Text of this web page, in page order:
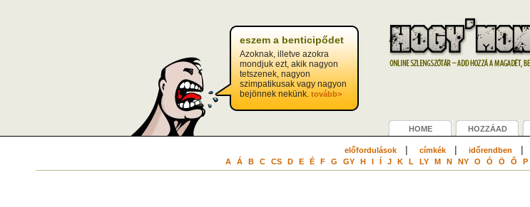
eszem a benticipődet
Azoknak, illetve azokra
mondjuk ezt, akik nagyon
tetszenek, nagyon
szimpatikusak vagy nagyon
bejönnek nekünk. tovább>
HOME HOZZÁAD
előfordulások| címkék| időrendben |
A
Á B C CS D E É F G GY H I Í J K L LY M N NY O Ó Ö Ő P